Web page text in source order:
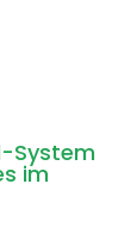
System
im